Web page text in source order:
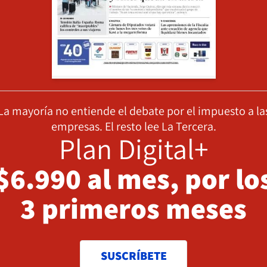
mayoría no entiende el debate por el impuesto a
empresas. El resto lee La Tercera.
Plan Digital+
al mes, por
3 primeros meses
SUSCRÍBETE